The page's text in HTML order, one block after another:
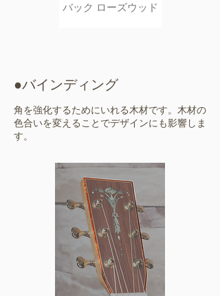
バック ローズウッド
​●バインディング
角を強化するためにいれる木材です。木材の
色合いを変えることでデザインにも影響しま
す。